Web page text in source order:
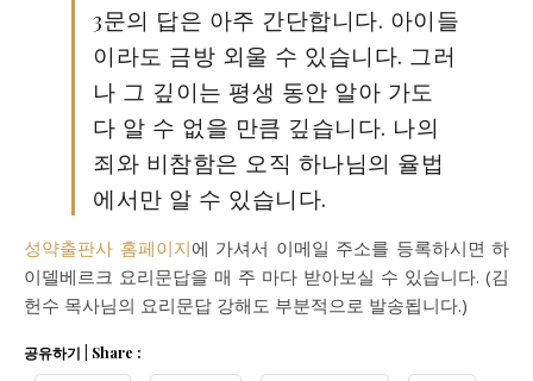
3문의 답은 아주 간단합니다. 아이들
이라도 금방 외울 수 있습니다. 그러
나 그 깊이는 평생 동안 알아 가도
다 알 수 없을 만큼 깊습니다. 나의
죄와 비참함은 오직 하나님의 율법
에서만 알 수 있습니다.
성약출판사 홈페이지에 가셔서 이메일 주소를 등록하시면 하
이델베르크 요리문답을 매 주 마다 받아보실 수 있습니다. (김
헌수 목사님의 요리문답 강해도 부분적으로 발송됩니다.)
공유하기 | Share :